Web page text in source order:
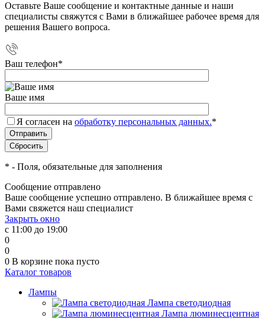
Оставьте Ваше сообщение и контактные данные и наши
специалисты свяжутся с Вами в ближайшее рабочее время для
решения Вашего вопроса.
Ваш телефон*
Ваше имя
Я согласен на обработку персональных данных.*
* - Поля, обязательные для заполнения
Сообщение отправлено
Ваше сообщение успешно отправлено. В ближайшее время с
Вами свяжется наш специалист
Закрыть окно
с 11:00 до 19:00
0
0
0 В корзине пока пусто
Каталог товаров
Лампы
Лампа светодиодная
Лампа люминесцентная